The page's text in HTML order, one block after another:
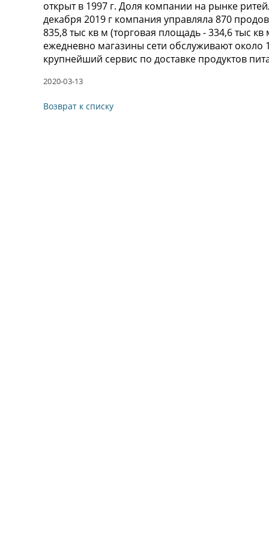
открыт в 1997 г. Доля компании на рынке
декабря 2019 г компания управляла 870
835,8 тыс кв м (торговая площадь - 334,6 тыс
ежедневно магазины сети обслуживают около
крупнейший сервис по доставке продуктов
2020-03-13
Возврат к списку